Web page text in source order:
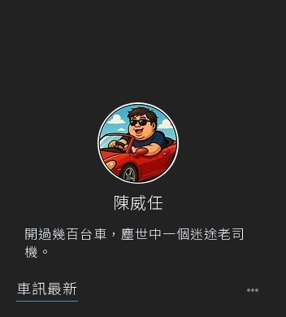
陳威任
開過幾百台車，塵世中一個迷途老司
機。
車訊最新